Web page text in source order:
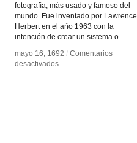
fotografía, más usado y famoso del
mundo. Fue inventado por Lawrence
Herbert en el año 1963 con la
intención de crear un sistema o
mayo 16, 1692 / Comentarios
desactivadosen
mayo 16, 1692 / Comentarios
desactivadosen